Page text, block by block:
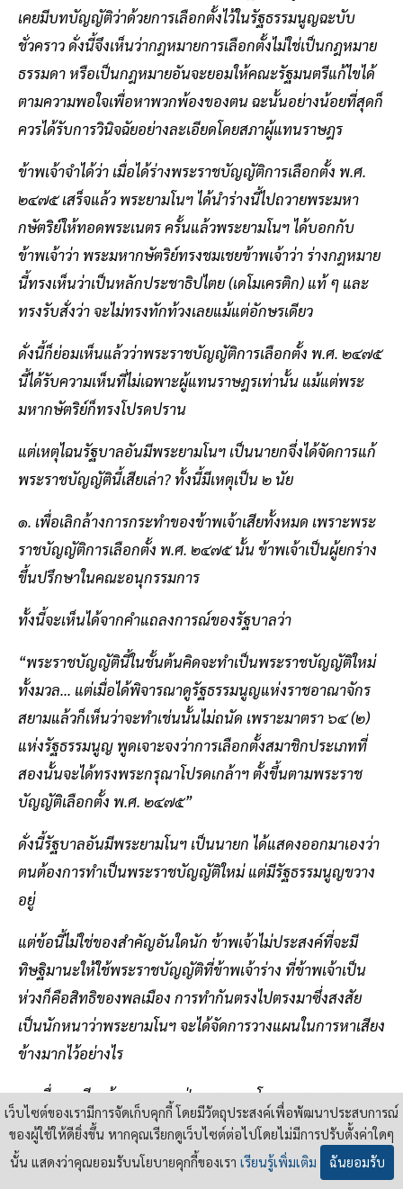
เคยมีบทบัญญัติว่าด้วยการเลือกตั้งไว้ในรัฐธรรมนูญฉะบับ
ชั่วคราว ดั่งนี้จึงเห็นว่ากฎหมายการเลือกตั้งไม่ใช่เป็นกฎหมาย
ธรรมดา หรือเป็นกฎหมายอันจะยอมให้คณะรัฐมนตรีแก้ไขได้
ตามความพอใจเพื่อหาพวกพ้องของตน ฉะนั้นอย่างน้อยที่สุดก็
ควรได้รับการวินิจฉัยอย่างละเอียดโดยสภาผู้แทนราษฎร
ข้าพเจ้าจำได้ว่า เมื่อได้ร่างพระราชบัญญัติการเลือกตั้ง พ.ศ.
๒๔๗๕ เสร็จแล้ว พระยามโนฯ ได้นำร่างนี้ไปถวายพระมหา
กษัตริย์ให้ทอดพระเนตร ครั้นแล้วพระยามโนฯ ได้บอกกับ
ข้าพเจ้าว่า พระมหากษัตริย์ทรงชมเชยข้าพเจ้าว่า ร่างกฎหมาย
นี้ทรงเห็นว่าเป็นหลักประชาธิปไตย (เดโมเครติก) แท้ ๆ และ
ทรงรับสั่งว่า จะไม่ทรงทักท้วงเลยแม้แต่อักษรเดียว
ดั่งนี้ก็ย่อมเห็นแล้วว่าพระราชบัญญัติการเลือกตั้ง พ.ศ. ๒๔๗๕
นี้ได้รับความเห็นที่ไม่เฉพาะผู้แทนราษฎรเท่านั้น แม้แต่พระ
มหากษัตริย์ก็ทรงโปรดปราน
แต่เหตุไฉนรัฐบาลอันมีพระยามโนฯ เป็นนายกจึ่งได้จัดการแก้
พระราชบัญญัตินี้เสียเล่า? ทั้งนี้มีเหตุเป็น ๒ นัย
๑. เพื่อเลิกล้างการกระทำของข้าพเจ้าเสียทั้งหมด เพราะพระ
ราชบัญญัติการเลือกตั้ง พ.ศ. ๒๔๗๕ นั้น ข้าพเจ้าเป็นผู้ยกร่าง
ขึ้นปรึกษาในคณะอนุกรรมการ
ทั้งนี้จะเห็นได้จากคำแถลงการณ์ของรัฐบาลว่า
“พระราชบัญญัตินี้ในชั้นต้นคิดจะทำเป็นพระราชบัญญัติใหม่
ทั้งมวล... แต่เมื่อได้พิจารณาดูรัฐธรรมนูญแห่งราชอาณาจักร
สยามแล้วก็เห็นว่าจะทำเช่นนั้นไม่ถนัด เพราะมาตรา ๖๔ (๒)
แห่งรัฐธรรมนูญ พูดเจาะจงว่าการเลือกตั้งสมาชิกประเภทที่
สองนั้นจะได้ทรงพระกรุณาโปรดเกล้าฯ ตั้งขึ้นตามพระราช
บัญญัติเลือกตั้ง พ.ศ. ๒๔๗๕”
ดั่งนี้รัฐบาลอันมีพระยามโนฯ เป็นนายก ได้แสดงออกมาเองว่า
ตนต้องการทำเป็นพระราชบัญญัติใหม่ แต่มีรัฐธรรมนูญขวาง
อยู่
แต่ข้อนี้ไม่ใช่ของสำคัญอันใดนัก ข้าพเจ้าไม่ประสงค์ที่จะมี
ทิษฐิมานะให้ใช้พระราชบัญญัติที่ข้าพเจ้าร่าง ที่ข้าพเจ้าเป็น
ห่วงก็คือสิทธิของพลเมือง การทำกันตรงไปตรงมาซึ่งสงสัย
เป็นนักหนาว่าพระยามโนฯ จะได้จัดการวางแผนในการหาเสียง
ข้างมากไว้อย่างไร
๒. เพื่อหาเสียงข้างมาก ทางฝ่ายพระยามโนฯ เพราะพระยา
มโนฯ มีความเกลียดชังคนรุ่นหนุ่มเป็นนักหนา เหตุฉะนั้นจึงขอ
ขยายอายุให้สูงขึ้น กับทั้งพระยามโนฯ ประสงค์จะควบคุม
สภาฯ ไม่ใช่ให้สภาควบคุมตามรัฐธรรมนูญ จึงได้ลดจำนวน
เว็บไซต์ของเรามีการจัดเก็บคุกกี้ โดยมีวัตถุประสงค์เพื่อพัฒนาประสบการณ์
ของผู้ใช้ให้ดียิ่งขึ้น หากคุณเรียกดูเว็บไซต์ต่อไปโดยไม่มีการปรับตั้งค่าใดๆ
นั้น แสดงว่าคุณยอมรับนโยบายคุกกี้ของเรา เรียนรู้เพิ่มเติม ฉันยอมรับ